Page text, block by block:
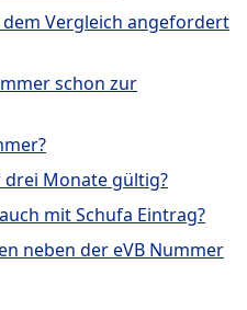
dem Vergleich angefordert
schon zur
drei Monate gültig?
mit Schufa Eintrag?
neben der eVB Nummer